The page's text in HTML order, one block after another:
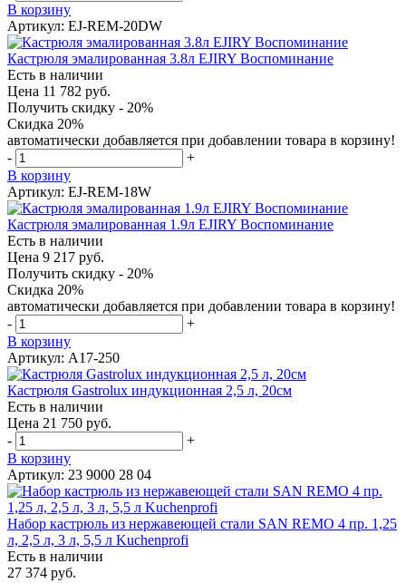
В корзину
Артикул: EJ-REM-20DW
Кастрюля эмалированная 3.8л EJIRY Воспоминание
Есть в наличии
Цена 11 782 руб.
Получить скидку - 20%
Скидка 20%
автоматически добавляется при добавлении товара в корзину!
-
+
В корзину
Артикул: EJ-REM-18W
Кастрюля эмалированная 1.9л EJIRY Воспоминание
Есть в наличии
Цена 9 217 руб.
Получить скидку - 20%
Скидка 20%
автоматически добавляется при добавлении товара в корзину!
-
+
В корзину
Артикул: A17-250
Кастрюля Gastrolux индукционная 2,5 л, 20см
Есть в наличии
Цена 21 750 руб.
-
+
В корзину
Артикул: 23 9000 28 04
Набор кастрюль из нержавеющей стали SAN REMO 4 пр. 1,25
л, 2,5 л, 3 л, 5,5 л Kuchenprofi
Есть в наличии
27 374 руб.